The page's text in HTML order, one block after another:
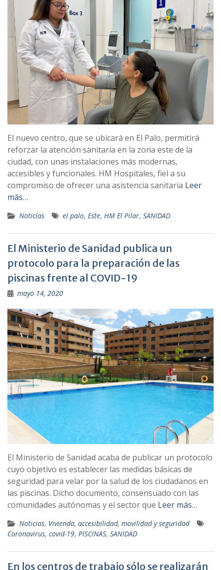
El nuevo centro, que se ubicará en El Palo, permitirá
reforzar la atención sanitaria en la zona este de la
ciudad, con unas instalaciones más modernas,
accesibles y funcionales. HM Hospitales, fiel a su
compromiso de ofrecer una asistencia sanitaria Leer
más…
Noticias el palo, Este, HM El Pilar, SANIDAD
El Ministerio de Sanidad publica un
protocolo para la preparación de las
piscinas frente al COVID-19
mayo 14, 2020
El Ministerio de Sanidad acaba de publicar un protocolo
cuyo objetivo es establecer las medidas básicas de
seguridad para velar por la salud de los ciudadanos en
las piscinas. Dicho documento, consensuado con las
comunidades autónomas y el sector que Leer más…
Noticias, Vivienda, accesibilidad, movilidad y seguridad
Coronavirus, covid-19, PISCINAS, SANIDAD
En los centros de trabajo sólo se realizarán